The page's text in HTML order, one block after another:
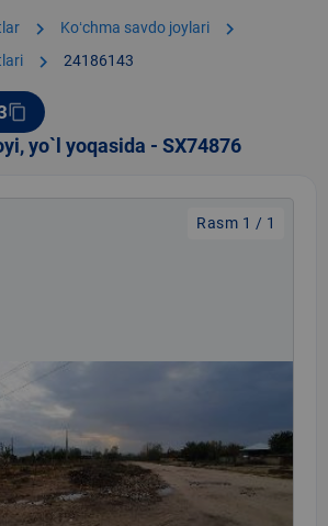
chevron_right Koʻchma savdo joylari chevron_right
chevron_right 24186143
content_copy
yo`l yoqasida - SX74876
Rasm 1 / 1